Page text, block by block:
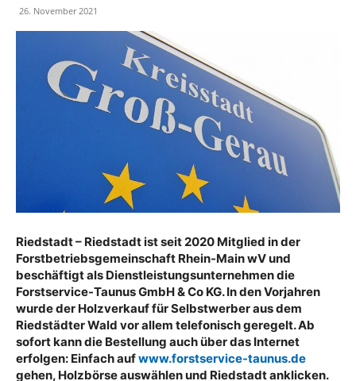
26. November 2021
Riedstadt – Riedstadt ist seit 2020 Mitglied in der
Forstbetriebsgemeinschaft Rhein-Main wV und
beschäftigt als Dienstleistungsunternehmen die
Forstservice-Taunus GmbH & Co KG. In den Vorjahren
wurde der Holzverkauf für Selbstwerber aus dem
Riedstädter Wald vor allem telefonisch geregelt. Ab
sofort kann die Bestellung auch über das Internet
erfolgen: Einfach aufwww.forstservice-taunus.de
gehen, Holzbörse auswählen und Riedstadt anklicken.